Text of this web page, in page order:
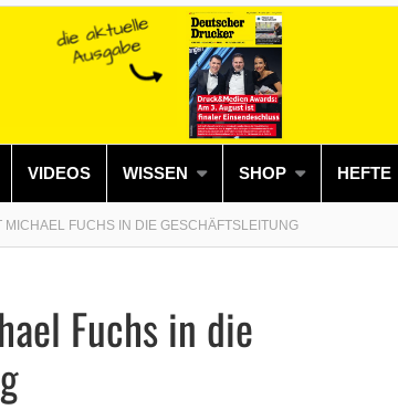
VIDEOS WISSEN SHOP HEFTE
MICHAEL FUCHS IN DIE GESCHÄFTSLEITUNG
Fuchs in die